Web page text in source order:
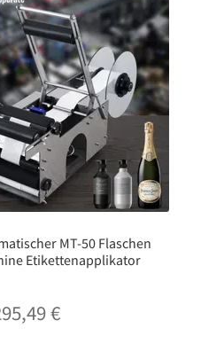
MT-50 Flaschen
Etikettenapplikator
€